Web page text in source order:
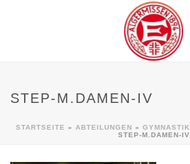
STEP-M.DAMEN-IV
STARTSEITE » ABTEILUNGEN » GYMNASTIK
STEP-M.DAMEN-IV